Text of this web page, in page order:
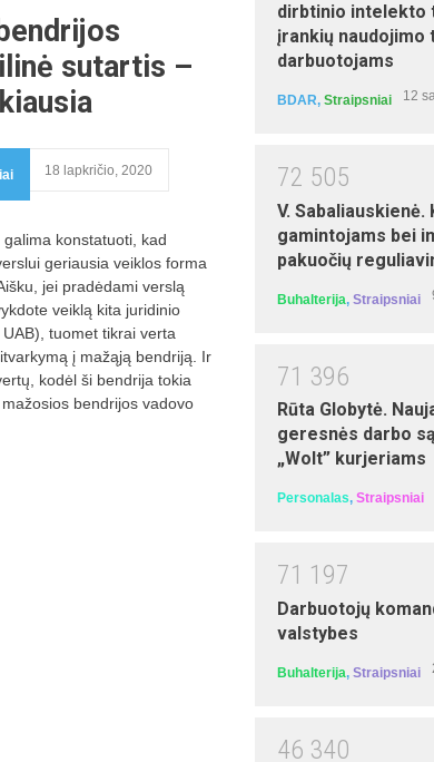
sutartis –
18 lapkričio, 2020
konstatuoti, kad
geriausia veiklos forma
jei pradėdami verslą
veiklą kita juridinio
tuomet tikrai verta
į mažąją bendriją. Ir
kodėl ši bendrija tokia
bendrijos vadovo
dirbtinio intelekto
įrankių naudojimo
darbuotojams
BDAR, Straipsniai 12
72 505
V.
gamintojams bei
pakuočių
Buhalterija, Straipsniai
71 396
Rūta Globytė.
geresnės darbo
„Wolt” kurjeriams
Personalas, Straipsniai
71 1 97
Darbuotojų
valstybes
Buhalterija, Straipsniai
46 340
MS Word mokymai
autorius: Egidijus
Ūkininko ūkio
dvejybine sistema ir
pradedantiesiems
mokymai)
autorius: Laima